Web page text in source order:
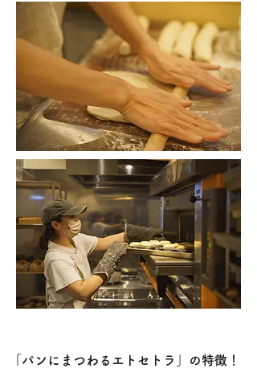
「パンにまつわるエトセトラ」の特徴！